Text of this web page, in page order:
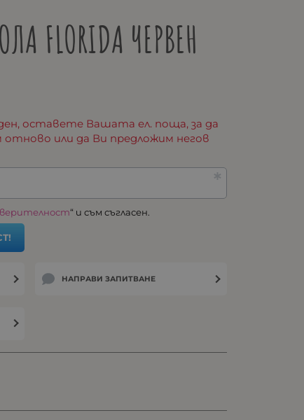
FLORIDA ЧЕРВЕН
оставете Вашата ел. поща, за да
или да Ви предложим негов
“ и съм съгласен.
НАПРАВИ ЗАПИТВАНЕ